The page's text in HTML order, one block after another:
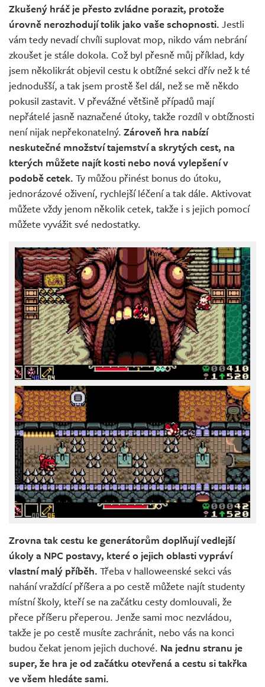
Zkušený hráč je přesto zvládne porazit, protože
úrovně nerozhodují tolik jako vaše schopnosti. Jestli
vám tedy nevadí chvíli suplovat mop, nikdo vám nebrání
zkoušet je stále dokola. Což byl přesně můj příklad, kdy
jsem několikrát objevil cestu k obtížné sekci dřív než k té
jednodušší, a tak jsem prostě šel dál, než se mě někdo
pokusil zastavit. V převážné většině případů mají
nepřátelé jasně naznačené útoky, takže rozdíl v obtížnosti
není nijak nepřekonatelný. Zároveň hra nabízí
neskutečné množství tajemství a skrytých cest, na
kterých můžete najít kosti nebo nová vylepšení v
podobě cetek. Ty můžou přinést bonus do útoku,
jednorázové oživení, rychlejší léčení a tak dále. Aktivovat
můžete vždy jenom několik cetek, takže i s jejich pomocí
můžete vyvážit své nedostatky.
Zrovna tak cestu ke generátorům doplňují vedlejší
úkoly a NPC postavy, které o jejich oblasti vypráví
vlastní malý příběh. Třeba v halloweenské sekci vás
nahání vraždící příšera a po cestě můžete najít studenty
místní školy, kteří se na začátku cesty domlouvali, že
přece příšeru přeperou. Jenže sami moc nezvládou,
takže je po cestě musíte zachránit, nebo vás na konci
budou čekat jenom jejich duchové. Na jednu stranu je
super, že hra je od začátku otevřená a cestu si takřka
ve všem hledáte sami.